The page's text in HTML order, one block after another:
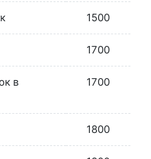
1500
1700
в
1700
1800